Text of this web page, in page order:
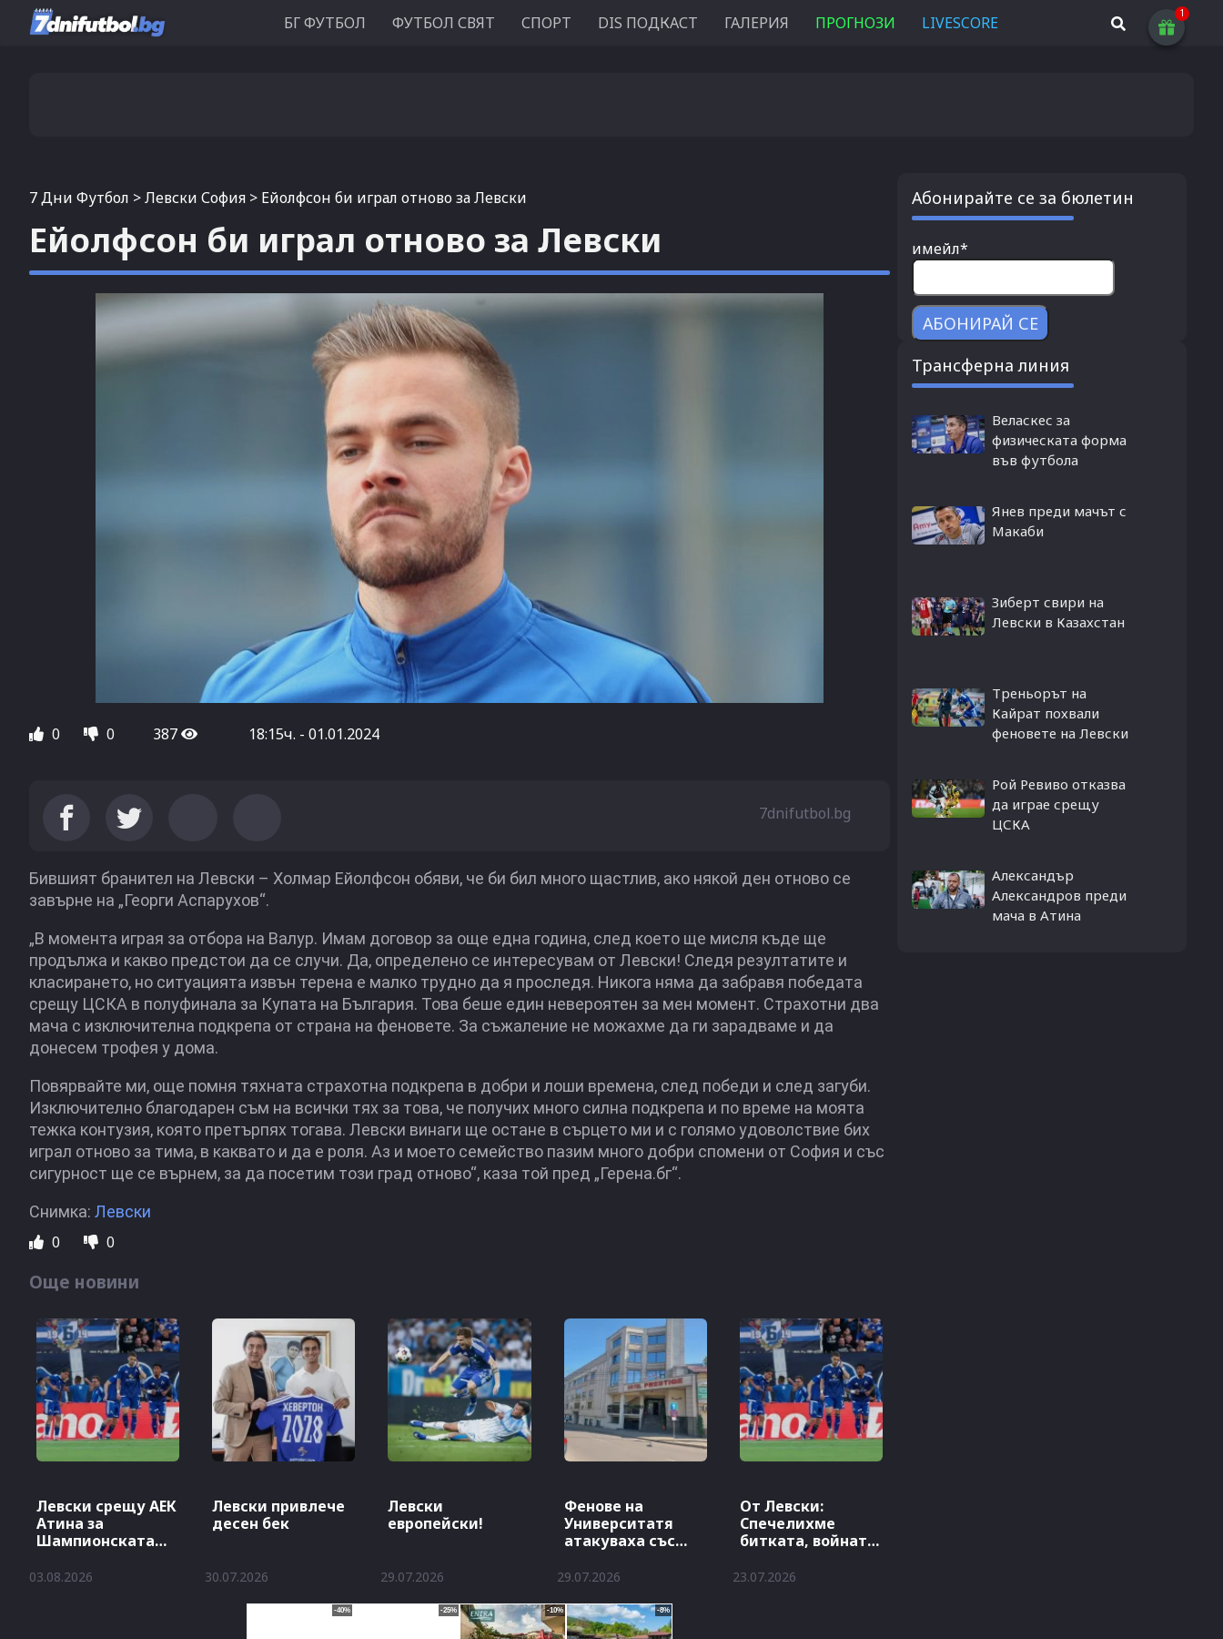
БГ ФУТБОЛ ФУТБОЛ СВЯТ СПОРТ DIS ПОДКАСТ ГАЛЕРИЯ ПРОГНОЗИ LIVESCORE
7 Дни Футбол >Левски София > Ейолфсон би играл отново за Левски
Ейолфсон би играл отново за Левски
0 0 387 18:15ч. - 01.01.2024
7dnifutbol.bg
Бившият бранител на Левски – Холмар Ейолфсон обяви, че би бил много щастлив, ако някой ден отново се
завърне на „Георги Аспарухов“.
„В момента играя за отбора на Валур. Имам договор за още една година, след което ще мисля къде ще
продължа и какво предстои да се случи. Да, определено се интересувам от Левски! Следя резултатите и
класирането, но ситуацията извън терена е малко трудно да я проследя. Никога няма да забравя победата
срещу ЦСКА в полуфинала за Купата на България. Това беше един невероятен за мен момент. Страхотни два
мача с изключителна подкрепа от страна на феновете. За съжаление не можахме да ги зарадваме и да
донесем трофея у дома.
Повярвайте ми, още помня тяхната страхотна подкрепа в добри и лоши времена, след победи и след загуби.
Изключително благодарен съм на всички тях за това, че получих много силна подкрепа и по време на моята
тежка контузия, която претърпях тогава. Левски винаги ще остане в сърцето ми и с голямо удоволствие бих
играл отново за тима, в каквато и да е роля. Аз и моето семейство пазим много добри спомени от София и със
сигурност ще се върнем, за да посетим този град отново“, каза той пред „Герена.бг“.
Снимка: Левски
0 0
Още новини
Левски срещу АЕК
Атина за
Шампионската
03.08.2026
Левски привлече
десен бек
30.07.2026
Левски
европейски!
29.07.2026
Фенове на
Университатя
атакуваха със
Левски
29.07.2026
От Левски:
Спечелихме
битката, войната
23.07.2026
Абонирайте се за бюлетин
имейл*
Трансферна линия
Веласкес за
физическата форма
във футбола
Янев преди мачът с
Макаби
Зиберт свири на
Левски в Казахстан
Треньорът на
Кайрат похвали
феновете на Левски
Рой Ревиво отказва
да играе срещу
ЦСКА
Александър
Александров преди
мача в Атина